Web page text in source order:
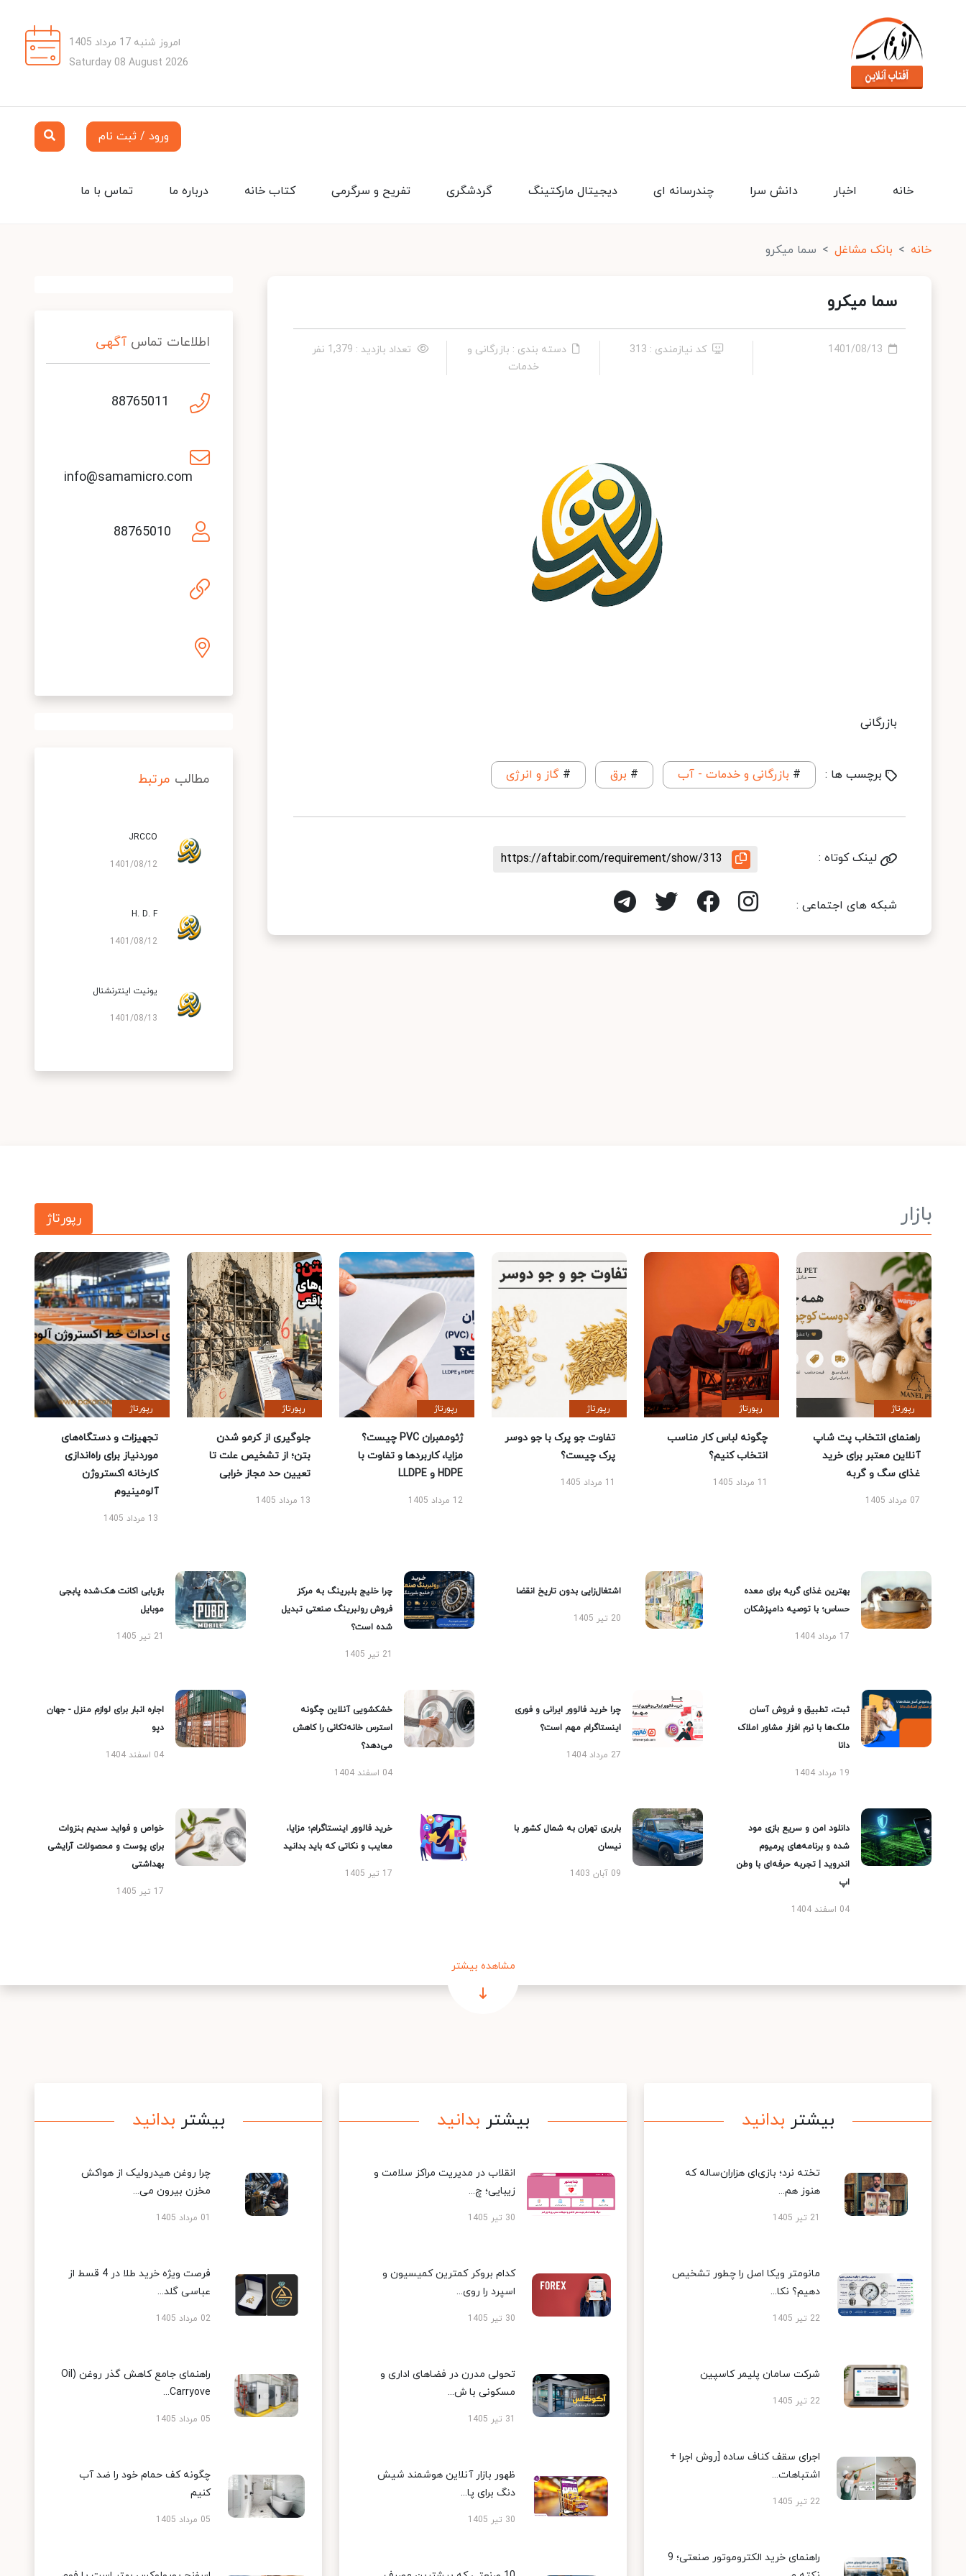
امروز شنبه 17 مرداد 1405
Saturday 08 August 2026
ورود / ثبت نام
تماس با ما درباره ما کتاب خانه تفریح و سرگرمی گردشگری دیجیتال مارکتینگ چندرسانه ای دانش سرا اخبار خانه
خانه بانک مشاغل سما میکرو
سما میکرو
1401/08/13 کد نیازمندی : 313
دسته بندی : بازرگانی و
خدمات
تعداد بازدید : 1,379 نفر
بازرگانی
برچسب ها : # بازرگانی و خدمات - آب # برق # گاز و انرژی
لینک کوتاه : https://aftabir.com/requirement/show/313
شبکه های اجتماعی :
اطلاعات تماس آگهی
88765011
info@samamicro.com
88765010
مطالب مرتبط
JRCCO
1401/08/12
H. D. F
1401/08/12
یونیت اینترنشنال
1401/08/13
بازار رپورتاژ
رپورتاژ
راهنمای انتخاب پت شاپ
آنلاین معتبر برای خرید
غذای سگ و گربه
07 مرداد 1405
رپورتاژ
چگونه لباس کار مناسب
انتخاب کنیم؟
11 مرداد 1405
رپورتاژ
تفاوت جو پرک با جو دوسر
پرک چیست؟
11 مرداد 1405
رپورتاژ
ژئوممبران PVC چیست؟
مزایا، کاربردها و تفاوت با
HDPE و LLDPE
12 مرداد 1405
رپورتاژ
جلوگیری از کرمو شدن
بتن؛ از تشخیص علت تا
تعیین حد مجاز خرابی
13 مرداد 1405
رپورتاژ
تجهیزات و دستگاه‌های
موردنیاز برای راه‌اندازی
کارخانه اکستروژن
آلومینیوم
13 مرداد 1405
بهترین غذای گربه برای معده
حساس؛ با توصیه دامپزشکان
17 مرداد 1404
اشتغال‌زایی بدون تاریخ انقضا
20 تیر 1405
چرا خلیج بلبرینگ به مرکز
فروش رولبرینگ صنعتی تبدیل
شده است؟
21 تیر 1405
بازیابی اکانت هک‌شده پابجی
موبایل
21 تیر 1405
ثبت، تطبیق و فروش آسان
ملک‌ها با نرم افزار مشاور املاک
دانا
19 مرداد 1404
چرا خرید فالوور ایرانی و فوری
اینستاگرام مهم است؟
27 مرداد 1404
خشکشویی آنلاین چگونه
استرس خانه‌تکانی را کاهش
می‌دهد؟
04 اسفند 1404
اجاره انبار برای لوازم منزل - جهان
دپو
04 اسفند 1404
دانلود امن و سریع بازی مود
شده و برنامه‌های پرمیوم
اندروید | تجربه حرفه‌ای با وطن
اپ
04 اسفند 1404
باربری تهران به شمال کشور با
نیسان
09 آبان 1403
خرید فالوور اینستاگرام؛ مزایا،
معایب و نکاتی که باید بدانید
17 تیر 1405
خواص و فواید سدیم بنزوات
برای پوست و محصولات آرایشی
بهداشتی
17 تیر 1405
مشاهده بیشتر
بیشتر بدانید
تخته نرد؛ بازی‌ای هزاران‌ساله که
هنوز هم...
21 تیر 1405
مانومتر ویکا اصل را چطور تشخیص
دهیم؟ نکا...
22 تیر 1405
شرکت سامان پلیمر کاسپین
22 تیر 1405
اجرای سقف کناف ساده [روش اجرا +
اشتباهات...
22 تیر 1405
راهنمای خرید الکتروموتور صنعتی؛ 9
بیشتر بدانید
انقلاب در مدیریت مراکز سلامت و
زیبایی؛ چ...
30 تیر 1405
کدام بروکر کمترین کمیسیون و
اسپرد را روی...
30 تیر 1405
تحولی مدرن در فضاهای اداری و
مسکونی با ش...
31 تیر 1405
ظهور بازار آنلاین هوشمند شیش
دنگ برای پا...
30 تیر 1405
بیشتر بدانید
چرا روغن هیدرولیک از هواکش
مخزن بیرون می...
01 مرداد 1405
فرصت ویژه خرید طلا در 4 قسط از
عباسی گلد...
02 مرداد 1405
راهنمای جامع کاهش گذر روغن (Oil
Carryove...
05 مرداد 1405
چگونه کف حمام خود را ضد آب
کنیم
05 مرداد 1405